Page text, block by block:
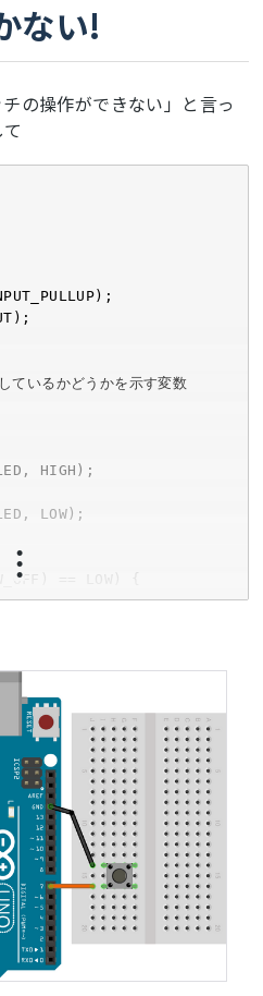
ない!
の操作ができない」と言っ
るかどうかを示す変数